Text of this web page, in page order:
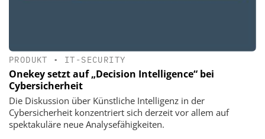
PRODUKT • IT-SECURITY
Onekey setzt auf „Decision Intelligence“ bei
Cybersicherheit
Die Diskussion über Künstliche Intelligenz in der
Cybersicherheit konzentriert sich derzeit vor allem auf
spektakuläre neue Analysefähigkeiten.